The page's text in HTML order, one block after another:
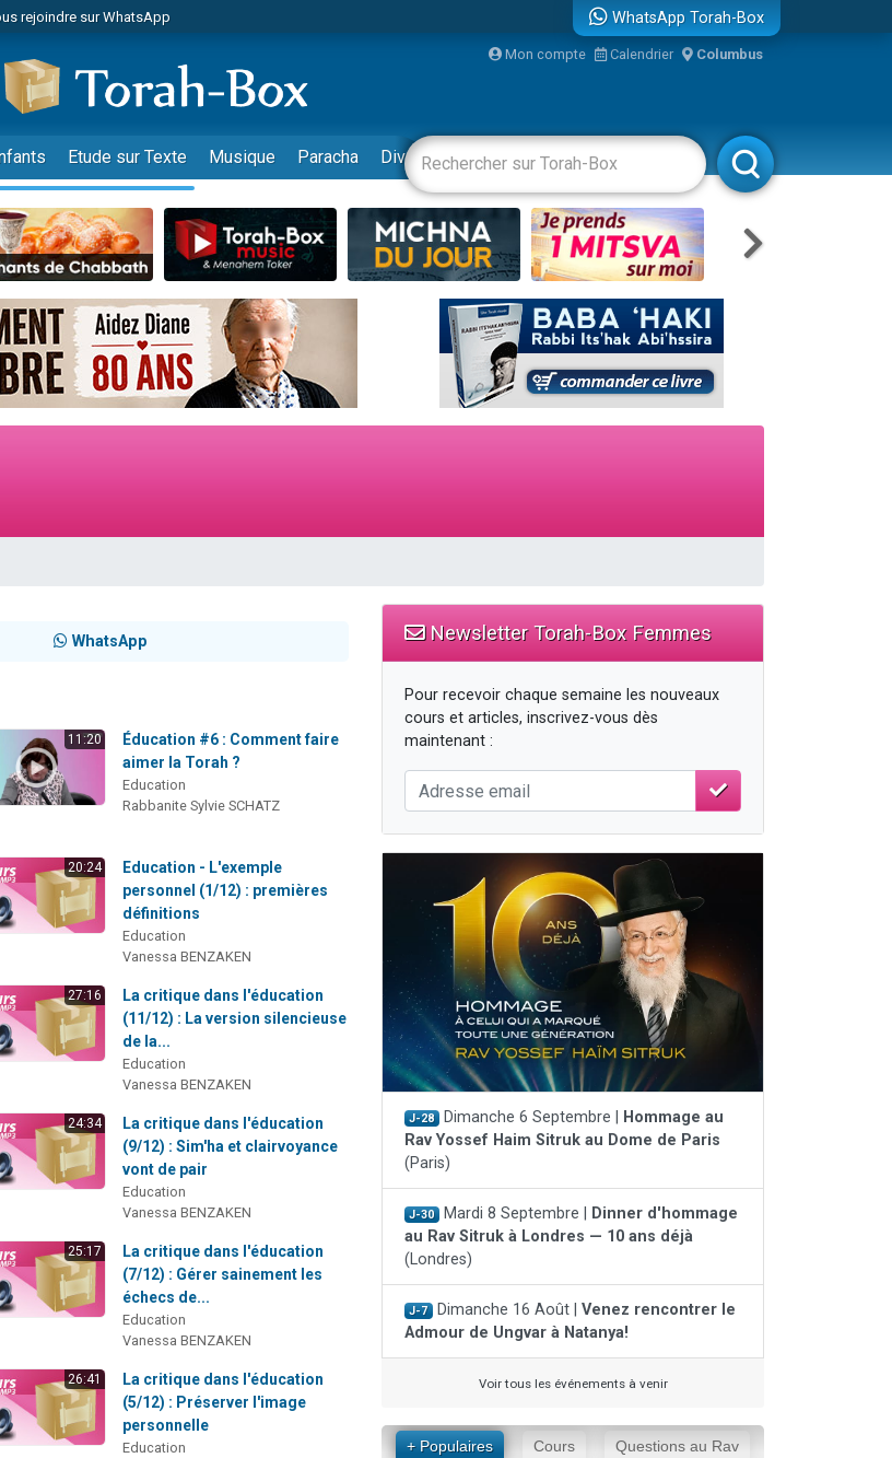
rejoindre sur WhatsApp
faire un don pour Événements Torah-Box
faire un don pour Tsédaka : pauvres d'Israel
rejoindre sur WhatsApp
une bénédiction
faire un don pour Diane, 80 ans, dans un appartement insalubre
en groupe sur Zoom
rejoindre sur WhatsApp
une bénédiction
en groupe sur Zoom
rejoindre sur WhatsApp
rejoindre sur WhatsApp
faire un don pour Reloger Rivka, 6 enfants, victime de violences...
faire un don pour 1 Journée de Vacances Pour les Enfants
une bénédiction
rejoindre sur WhatsApp
WhatsApp Torah-Box
Mon compte Calendrier Columbus
Etude sur Texte Musique Paracha Divertissements Livres Rabbanim
WhatsApp
11:20
Éducation #6 : Comment faire
aimer la Torah ?
Education
Rabbanite Sylvie SCHATZ
20:24
Education - L'exemple
personnel (1/12) : premières
définitions
Education
Vanessa BENZAKEN
27:16
La critique dans l'éducation
(11/12) : La version silencieuse
de la...
Education
Vanessa BENZAKEN
24:34
La critique dans l'éducation
(9/12) : Sim'ha et clairvoyance
vont de pair
Education
Vanessa BENZAKEN
25:17
La critique dans l'éducation
(7/12) : Gérer sainement les
échecs de...
Education
Vanessa BENZAKEN
26:41
La critique dans l'éducation
(5/12) : Préserver l'image
personnelle
Education
Newsletter Torah-Box Femmes
Pour recevoir chaque semaine les nouveaux
cours et articles, inscrivez-vous dès
maintenant :
J-28 Dimanche 6 Septembre |
Hommage au
Rav Yossef Haim Sitruk au Dome de Paris
(Paris)
J-30 Mardi 8 Septembre |
Dinner d'hommage
au Rav Sitruk à Londres — 10 ans déjà
(Londres)
J-7 Dimanche 16 Août | Venez rencontrer le
Admour de Ungvar à Natanya!
Voir tous les événements à venir
+ Populaires Cours Questions au Rav